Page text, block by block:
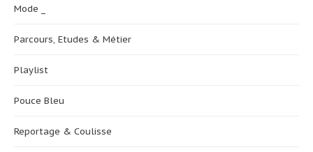
Mode _
Parcours, Etudes & Métier
Playlist
Pouce Bleu
Reportage & Coulisse